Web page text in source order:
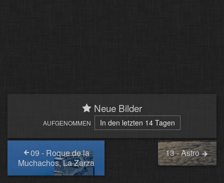
Neue Bilder
AUFGENOMMEN In den letzten 14 Tagen
09 - Roque de la
Muchachos, La Zarza
13 - Astro